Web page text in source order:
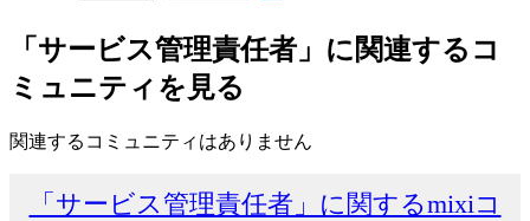
「サービス管理責任者」に関連するコ
ミュニティを見る
関連するコミュニティはありません
「サービス管理責任者」に関するmixiコ